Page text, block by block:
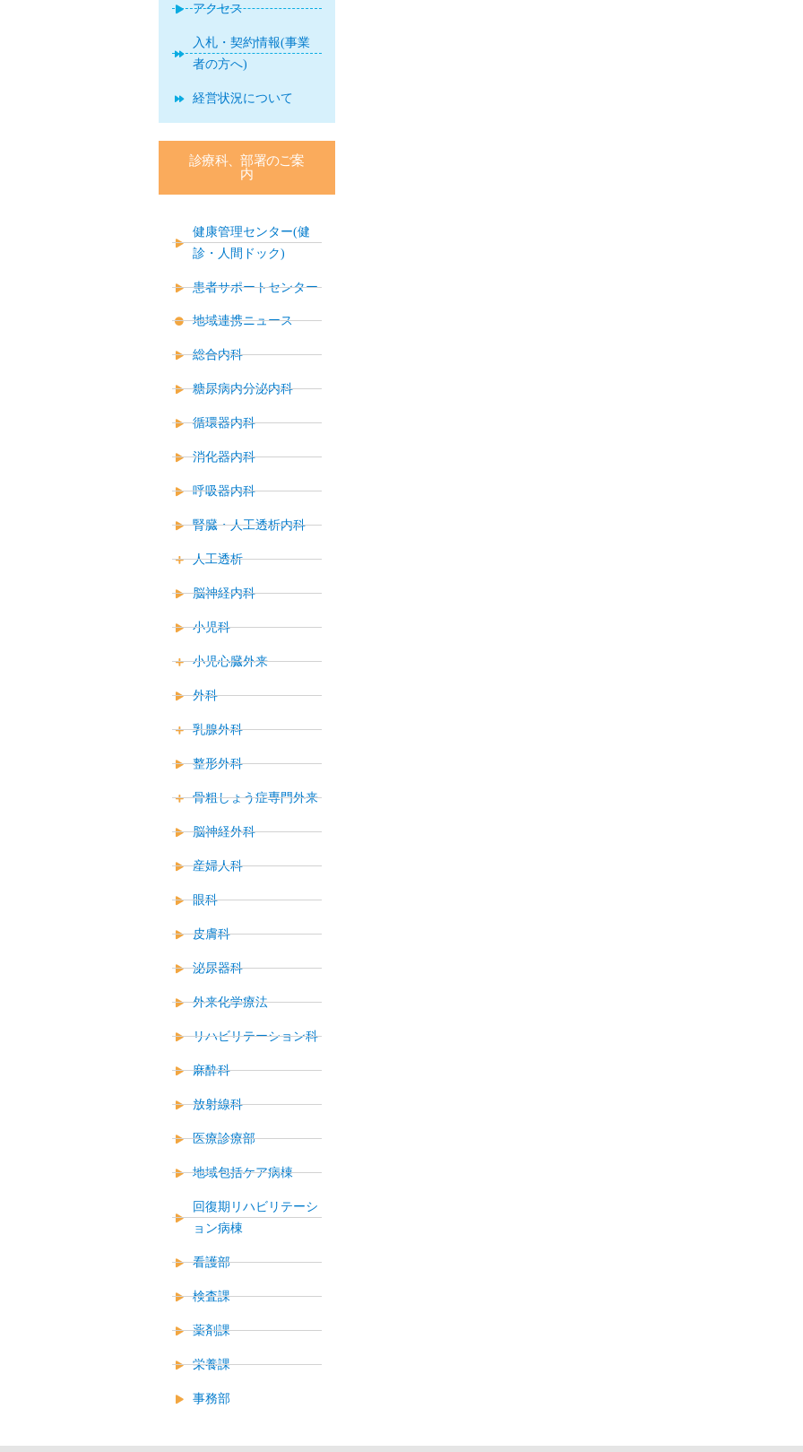
アクセス
入札・契約情報(事業
者の方へ)
経営状況について
診療科、部署のご案
内
健康管理センター(健
診・人間ドック)
患者サポートセンター
地域連携ニュース
総合内科
糖尿病内分泌内科
循環器内科
消化器内科
呼吸器内科
腎臓・人工透析内科
人工透析
脳神経内科
小児科
小児心臓外来
外科
乳腺外科
整形外科
骨粗しょう症専門外来
脳神経外科
産婦人科
眼科
皮膚科
泌尿器科
外来化学療法
リハビリテーション科
麻酔科
放射線科
医療診療部
地域包括ケア病棟
回復期リハビリテーシ
ョン病棟
看護部
検査課
薬剤課
栄養課
事務部